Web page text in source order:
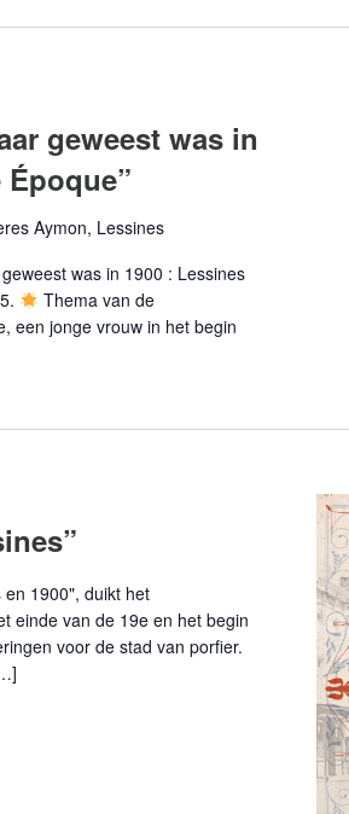
geweest was in
Aymon, Lessines
was in 1900 : Lessines
Thema van de
een jonge vrouw in het begin
en 1900", duikt het
einde van de 19e en het begin
voor de stad van porfier.